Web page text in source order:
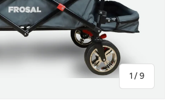
1 /von
9